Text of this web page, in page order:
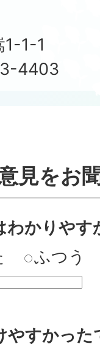
1-1-1
4403
見をお
わかりやす
ふつう
やすかった